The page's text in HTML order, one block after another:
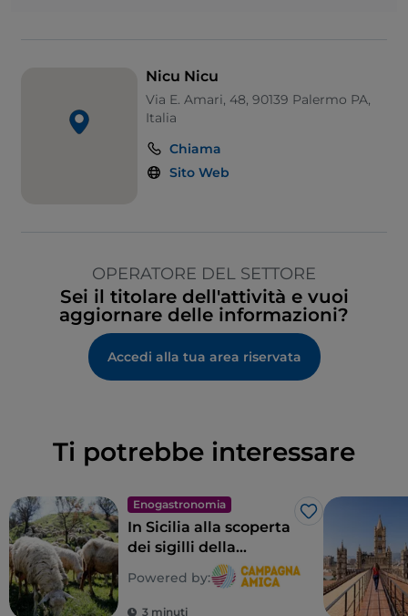
Nicu Nicu
Via E. Amari, 48, 90139 Palermo PA,
Italia
Chiama
Sito Web
OPERATORE DEL SETTORE
Sei il titolare dell'attività e vuoi
aggiornare delle informazioni?
Accedi alla tua area riservata
Ti potrebbe interessare
Enogastronomia
Like
In Sicilia alla scoperta
dei sigilli della
biodiversità
contadina
Powered by:
3 minuti